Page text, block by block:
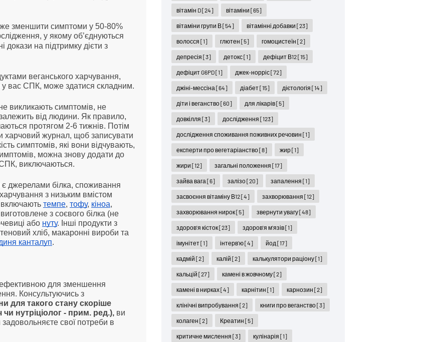
зменшити симптоми у 50-80%
у якому об’єднуються
на підтримку дієти з
веганського харчування,
вас СПК, може здатися складним.
викликають симптомів, не
від людини. Як правило,
протягом 2-6 тижнів. Потім
харчовий журнал, щоб записувати
симптомів, які вони відчувають,
можна знову додати до
виключаються.
джерелами білка, споживання
з низьким вмістом
включають темпе, тофу, кіноа,
з соєвого білка (не
або нуту. Інші продукти з
хліб, макаронні вироби та
канталуп.
ефективною для зменшення
Консультуючись з
для такого стану скоріше
нутріціолог - прим. ред.), ви
свої потреби в
вітамін D[24] вітаміни[65]
вітаміни групи В[54] вітамінні добавки[23]
волосся[1] глютен[5] гомоцистеїн[2]
депресія[3] детокс[1] дефіцит В12[15]
дефіцит G6PD[1] джек-норріс[72]
джіні-мессіна[64] діабет[15] дієтологія[14]
діти і веганство[60] для лікарів[5]
довкілля[3] дослідження[123]
дослідження споживання поживних речовин[1]
експерти про вегетаріанство[8] жир[1]
жири[12] загальні положення[17]
зайва вага[6] залізо[20] запалення[1]
засвоєння вітаміну В12[4] захворювання[12]
захворювання нирок[5] звернути увагу[48]
здоров'я кісток[23] здоров'я м'язів[1]
імунітет[1] інтерв'ю[4] йод[17]
кадмій[2] калій[2] калькулятори раціону[1]
кальцій[27] камені в жовчному[2]
камені в нирках[4] карнітин[1] карнозин[2]
клінічні випробування[2] книги про веганство[3]
колаген[2] Креатин[5]
критичне мислення[3] кулінарія[1]